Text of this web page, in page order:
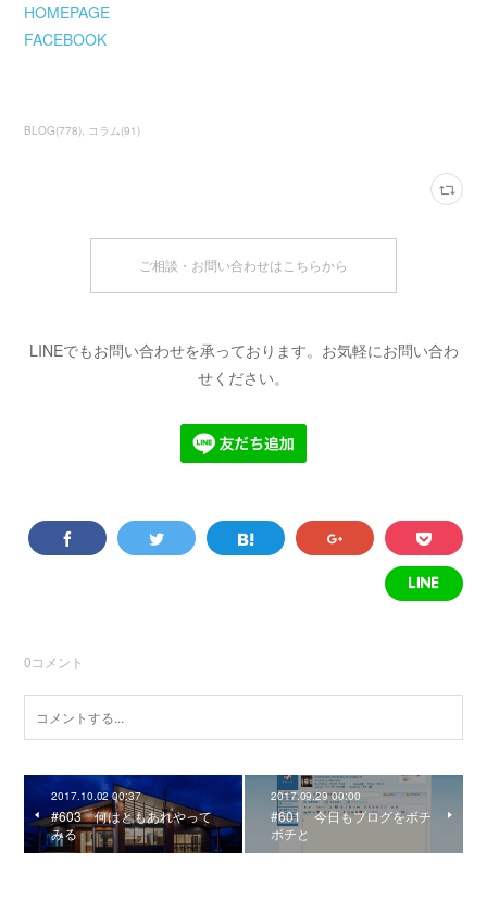
HOMEPAGE
FACEBOOK
BLOG(778) コラム(91)
ご相談・お問い合わせはこちらから
LINEでもお問い合わせを承っております。お気軽にお問い合わ
せください。
0コメント
2017.10.02 00:37
#603 何はともあれやって
みる
2017.09.29 00:00
#601 今日もブログをボチ
ボチと